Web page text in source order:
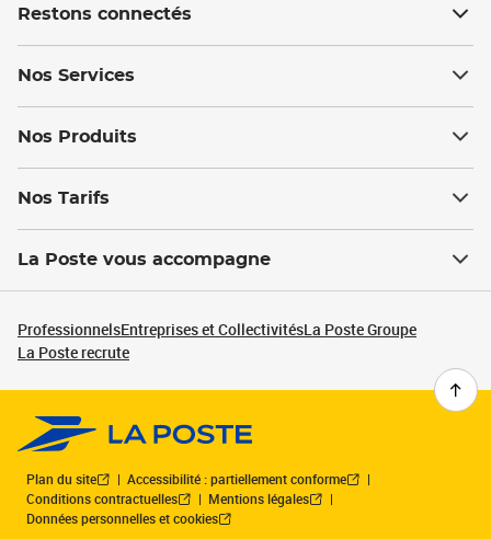
Restons connectés
Nos Services
Nos Produits
Nos Tarifs
La Poste vous accompagne
ProfessionnelsEntreprises et CollectivitésLa Poste Groupe
La Poste recrute
Plan du site
Accessibilité : partiellement conforme
Conditions contractuelles
Mentions légales
Données personnelles et cookies